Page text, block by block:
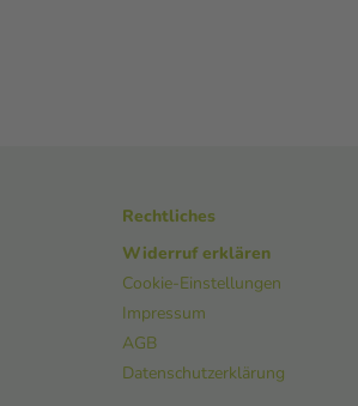
Rechtliches
Widerruf erklären
Cookie-Einstellungen
Impressum
AGB
Datenschutzerklärung